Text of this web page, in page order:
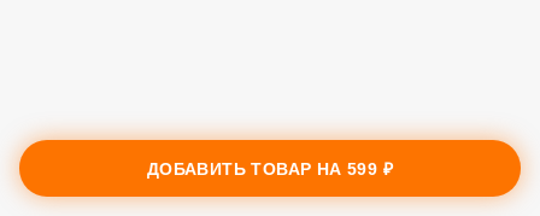
ДОБАВИТЬ ТОВАР НА599 ₽